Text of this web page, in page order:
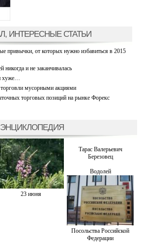
ИНТЕРЕСНЫЕ СТАТЬИ
привычки, от которых нужно избавиться в 2015
никогда и не заканчивалась
хуже…
мусорными акциями
торговых позиций на рынке Форекс
ЭНЦИКЛОПЕДИЯ
23 июня
Тарас Валерьевич
Березовец
Водолей
Посольства Российской
Федерации